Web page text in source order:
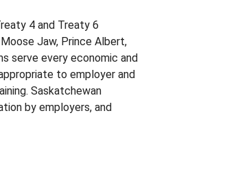
4 and Treaty 6
Jaw, Prince Albert,
serve every economic and
to employer and
Saskatchewan
by employers, and